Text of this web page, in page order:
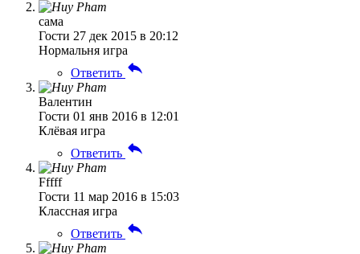
сама
Гости 27 дек 2015 в 20:12
Нормальня игра
Ответить
Валентин
Гости 01 янв 2016 в 12:01
Клёвая игра
Ответить
Fffff
Гости 11 мар 2016 в 15:03
Классная игра
Ответить